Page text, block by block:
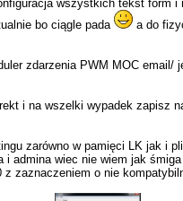
wszystkich tekst form i
bo ciągle pada
a do
zdarzenia PWM MOC email/
i na wszelki wypadek zapisz
zarówno w pamięci LK jak i
i admina wiec nie wiem jak
zaznaczeniem o nie